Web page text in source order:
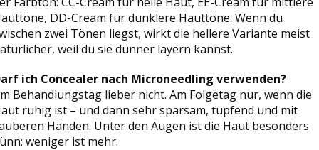
DD-Cream für dunklere Hauttöne. Wenn du
zwei Tönen liegst, wirkt die hellere Variante meist
weil du sie dünner layern kannst.
ich Concealer nach Microneedling verwenden?
Behandlungstag lieber nicht. Am Folgetag nur, wenn die
ruhig ist – und dann sehr sparsam, tupfend und mit
Händen. Unter den Augen ist die Haut besonders
weniger ist mehr.